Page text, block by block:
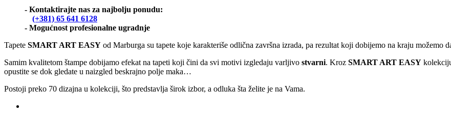
- Kontaktirajte nas za najbolju ponudu:
(+381) 65 641 6128
- Mogućnost profesionalne ugradnje
Tapete SMART ART EASY od Marburga su tapete koje karakteriše odlična završna izrada, pa rezultat koji dobijemo na kraju možemo
Samim kvalitetom štampe dobijamo efekat na tapeti koji čini da svi motivi izgledaju varljivo stvarni. Kroz SMART ART EASY
opustite se dok gledate u naizgled beskrajno polje maka…
Postoji preko 70 dizajna u kolekciji, što predstavlja širok izbor, a odluka šta želite je na Vama.